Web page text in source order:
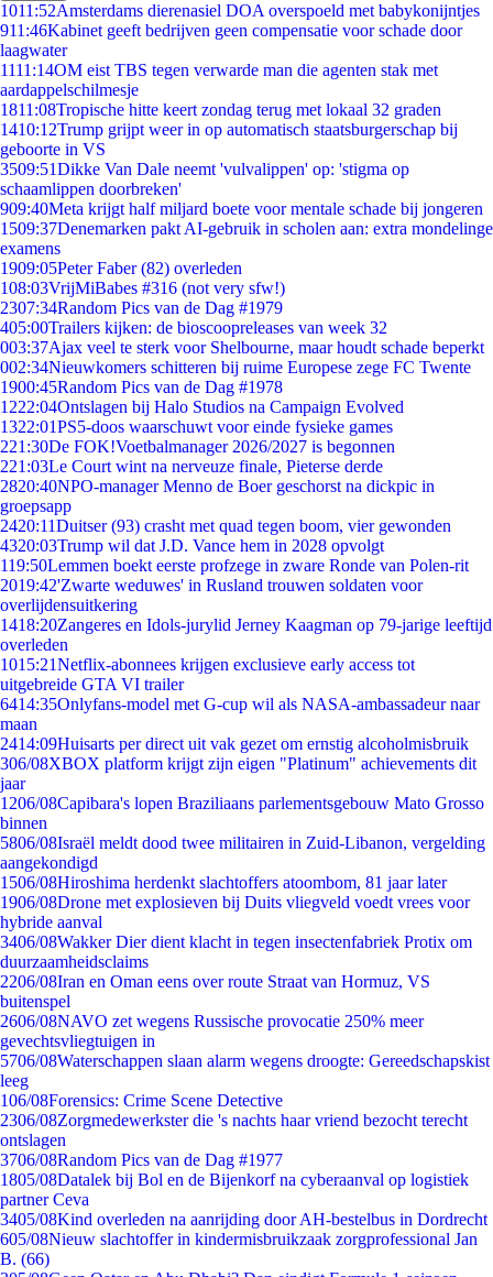
1011:52Amsterdams dierenasiel DOA overspoeld met babykonijntjes
911:46Kabinet geeft bedrijven geen compensatie voor schade door
laagwater
1111:14OM eist TBS tegen verwarde man die agenten stak met
aardappelschilmesje
1811:08Tropische hitte keert zondag terug met lokaal 32 graden
1410:12Trump grijpt weer in op automatisch staatsburgerschap bij
geboorte in VS
3509:51Dikke Van Dale neemt 'vulvalippen' op: 'stigma op
schaamlippen doorbreken'
909:40Meta krijgt half miljard boete voor mentale schade bij jongeren
1509:37Denemarken pakt AI-gebruik in scholen aan: extra mondelinge
examens
1909:05Peter Faber (82) overleden
108:03VrijMiBabes #316 (not very sfw!)
2307:34Random Pics van de Dag #1979
405:00Trailers kijken: de bioscoopreleases van week 32
003:37Ajax veel te sterk voor Shelbourne, maar houdt schade beperkt
002:34Nieuwkomers schitteren bij ruime Europese zege FC Twente
1900:45Random Pics van de Dag #1978
1222:04Ontslagen bij Halo Studios na Campaign Evolved
1322:01PS5-doos waarschuwt voor einde fysieke games
221:30De FOK!Voetbalmanager 2026/2027 is begonnen
221:03Le Court wint na nerveuze finale, Pieterse derde
2820:40NPO-manager Menno de Boer geschorst na dickpic in
groepsapp
2420:11Duitser (93) crasht met quad tegen boom, vier gewonden
4320:03Trump wil dat J.D. Vance hem in 2028 opvolgt
119:50Lemmen boekt eerste profzege in zware Ronde van Polen-rit
2019:42'Zwarte weduwes' in Rusland trouwen soldaten voor
overlijdensuitkering
1418:20Zangeres en Idols-jurylid Jerney Kaagman op 79-jarige leeftijd
overleden
1015:21Netflix-abonnees krijgen exclusieve early access tot
uitgebreide GTA VI trailer
6414:35Onlyfans-model met G-cup wil als NASA-ambassadeur naar
maan
2414:09Huisarts per direct uit vak gezet om ernstig alcoholmisbruik
306/08XBOX platform krijgt zijn eigen "Platinum" achievements dit
jaar
1206/08Capibara's lopen Braziliaans parlementsgebouw Mato Grosso
binnen
5806/08Israël meldt dood twee militairen in Zuid-Libanon, vergelding
aangekondigd
1506/08Hiroshima herdenkt slachtoffers atoombom, 81 jaar later
1906/08Drone met explosieven bij Duits vliegveld voedt vrees voor
hybride aanval
3406/08Wakker Dier dient klacht in tegen insectenfabriek Protix om
duurzaamheidsclaims
2206/08Iran en Oman eens over route Straat van Hormuz, VS
buitenspel
2606/08NAVO zet wegens Russische provocatie 250% meer
gevechtsvliegtuigen in
5706/08Waterschappen slaan alarm wegens droogte: Gereedschapskist
leeg
106/08Forensics: Crime Scene Detective
2306/08Zorgmedewerkster die 's nachts haar vriend bezocht terecht
ontslagen
3706/08Random Pics van de Dag #1977
1805/08Datalek bij Bol en de Bijenkorf na cyberaanval op logistiek
partner Ceva
3405/08Kind overleden na aanrijding door AH-bestelbus in Dordrecht
605/08Nieuw slachtoffer in kindermisbruikzaak zorgprofessional Jan
B. (66)